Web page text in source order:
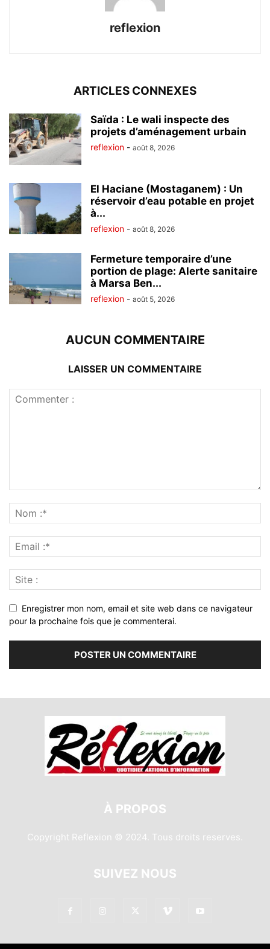
reflexion
ARTICLES CONNEXES
Saïda : Le wali inspecte des
projets d’aménagement urbain
reflexion - août 8, 2026
El Haciane (Mostaganem) : Un
réservoir d’eau potable en projet
à...
reflexion - août 8, 2026
Fermeture temporaire d’une
portion de plage: Alerte sanitaire
à Marsa Ben...
reflexion - août 5, 2026
AUCUN COMMENTAIRE
LAISSER UN COMMENTAIRE
Enregistrer mon nom, email et site web dans ce navigateur
pour la prochaine fois que je commenterai.
À PROPOS
Copyright Reflexion © 2024. Tous droits reserves.
SUIVEZ NOUS